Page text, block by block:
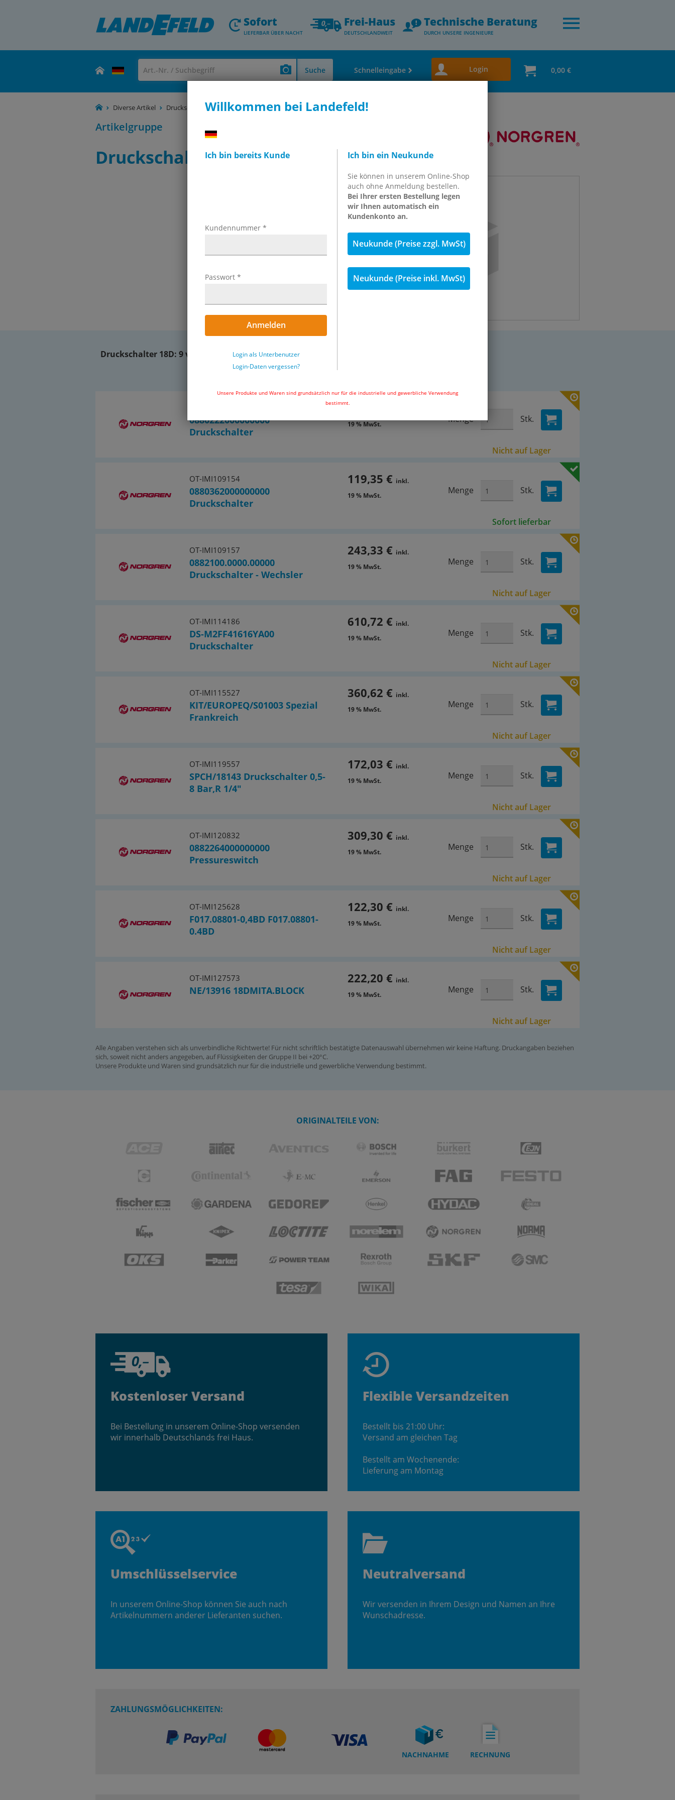
Willkommen bei Landefeld!
Ich bin bereits Kunde
Kundennummer *
Passwort *
Anmelden
Login als Unterbenutzer
Login-Daten vergessen?
Ich bin ein Neukunde
Sie können in unserem Online-Shop
auch ohne Anmeldung bestellen.
Bei Ihrer ersten Bestellung legen
wir Ihnen automatisch ein
Kundenkonto an.
Neukunde (Preise zzgl. MwSt)
Neukunde (Preise inkl. MwSt)
Unsere Produkte und Waren sind grundsätzlich nur für die industrielle und gewerbliche Verwendung
bestimmt.
Sofort
LIEFERBAR ÜBER NACHT
Frei-Haus
DEUTSCHLANDWEIT
Technische Beratung
DURCH UNSERE INGENIEURE
Suche Schnelleingabe Login 0,00 €
Diverse Artikel Druckschalter 18D
Artikelgruppe
Druckschalter 18D
Druckschalter 18D: 9 von 9 Artikeln
0880222000000000
Druckschalter
377,74 €
19 % MwSt.
Menge Stk.
Nicht auf Lager
OT-IMI109154
0880362000000000
Druckschalter
119,35 € inkl.
19 % MwSt.
Menge Stk.
Sofort lieferbar
OT-IMI109157
0882100.0000.00000
Druckschalter - Wechsler
243,33 € inkl.
19 % MwSt.
Menge Stk.
Nicht auf Lager
OT-IMI114186
DS-M2FF41616YA00
Druckschalter
610,72 € inkl.
19 % MwSt.
Menge Stk.
Nicht auf Lager
OT-IMI115527
KIT/EUROPEQ/S01003 Spezial
Frankreich
360,62 € inkl.
19 % MwSt.
Menge Stk.
Nicht auf Lager
OT-IMI119557
SPCH/18143 Druckschalter 0,5-
8 Bar,R 1/4"
172,03 € inkl.
19 % MwSt.
Menge Stk.
Nicht auf Lager
OT-IMI120832
0882264000000000
Pressureswitch
309,30 € inkl.
19 % MwSt.
Menge Stk.
Nicht auf Lager
OT-IMI125628
F017.08801-0,4BD F017.08801-
0.4BD
122,30 € inkl.
19 % MwSt.
Menge Stk.
Nicht auf Lager
OT-IMI127573
NE/13916 18DMITA.BLOCK
222,20 € inkl.
19 % MwSt.
Menge Stk.
Nicht auf Lager
Alle Angaben verstehen sich als unverbindliche Richtwerte! Für nicht schriftlich bestätigte Datenauswahl übernehmen wir keine Haftung. Druckangaben beziehen
sich, soweit nicht anders angegeben, auf Flüssigkeiten der Gruppe II bei +20°C.
Unsere Produkte und Waren sind grundsätzlich nur für die industrielle und gewerbliche Verwendung bestimmt.
ORIGINALTEILE VON:
Kostenloser Versand
Bei Bestellung in unserem Online-Shop versenden
wir innerhalb Deutschlands frei Haus.
Flexible Versandzeiten
Bestellt bis 21:00 Uhr:
Versand am gleichen Tag
Bestellt am Wochenende:
Lieferung am Montag
Umschlüsselservice
In unserem Online-Shop können Sie auch nach
Artikelnummern anderer Lieferanten suchen.
Neutralversand
Wir versenden in Ihrem Design und Namen an Ihre
Wunschadresse.
ZAHLUNGSMÖGLICHKEITEN:
NACHNAHME RECHNUNG